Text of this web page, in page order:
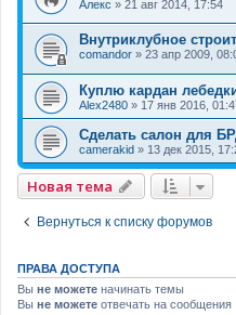
Алекс » 21 авг 2014, 17:54
Внутриклубное
comandor » 23 апр 2009,
Куплю кардан
Alex2480 » 17 янв 2016,
Сделать салон для
camerakid » 13 дек 2015,
Новая тема
Вернуться к списку форумов
ПРАВА ДОСТУПА
Вы не можете начинать темы
Вы не можете отвечать на сообщения